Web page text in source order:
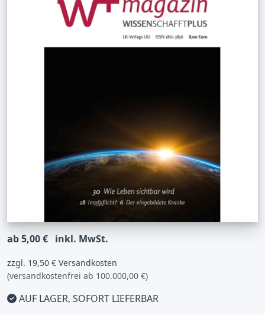
ab 5,00 € inkl. MwSt.
zzgl. 19,50 € Versandkosten
(versandkostenfrei ab 100.000,00 €)
AUF LAGER, SOFORT LIEFERBAR